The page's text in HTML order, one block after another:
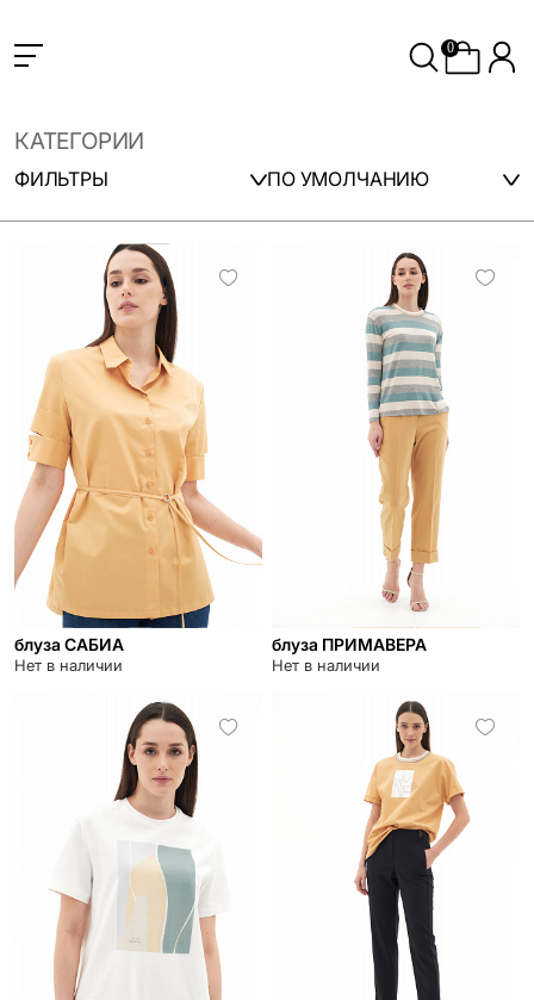
0
КАТЕГОРИИ
ФИЛЬТРЫ
блуза САБИА
Нет в наличии
блуза ПРИМАВЕРА
Нет в наличии